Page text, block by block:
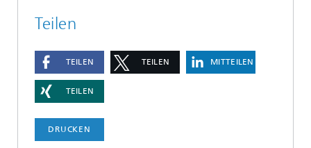
Teilen
TEILEN TEILEN MITTEILEN
TEILEN
DRUCKEN